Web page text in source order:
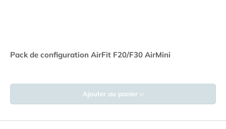
Pack de configuration AirFit F20/F30 AirMini
Ajouter au panier ››